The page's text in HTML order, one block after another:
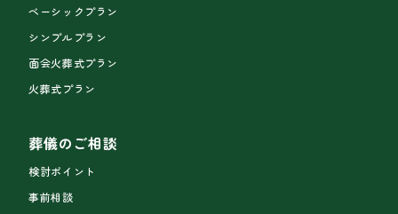
ベーシックプラン
シンプルプラン
面会火葬式プラン
火葬式プラン
葬儀のご相談
検討ポイント
事前相談